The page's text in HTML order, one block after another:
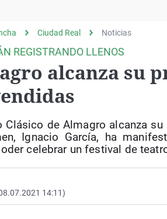
investigación
País Vasco
Ciudad Real Noticias
REGISTRANDO LLENOS
alcanza su
Clásico de Almagro alcanza
Ignacio García, ha
celebrar un festival de
14:11)